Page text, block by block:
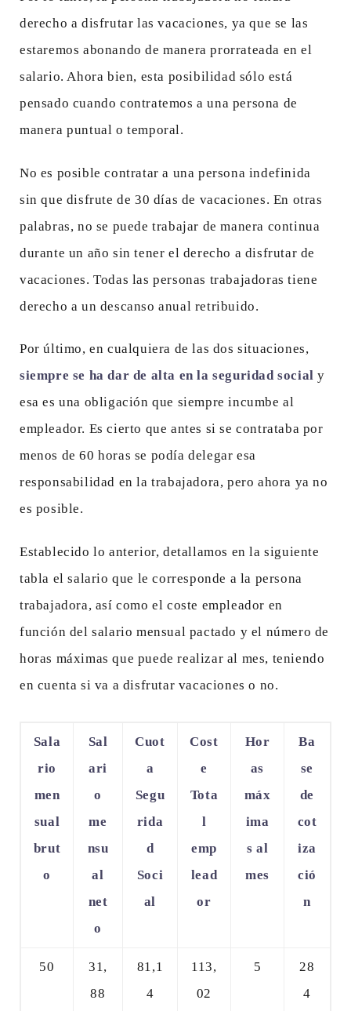
derecho a disfrutar las vacaciones, ya que se las
estaremos abonando de manera prorrateada en el
salario. Ahora bien, esta posibilidad sólo está
pensado cuando contratemos a una persona de
manera puntual o temporal.
No es posible contratar a una persona indefinida
sin que disfrute de 30 días de vacaciones. En otras
palabras, no se puede trabajar de manera continua
durante un año sin tener el derecho a disfrutar de
vacaciones. Todas las personas trabajadoras tiene
derecho a un descanso anual retribuido.
Por último, en cualquiera de las dos situaciones,
siempre se ha dar de alta en la seguridad social y
esa es una obligación que siempre incumbe al
empleador. Es cierto que antes si se contrataba por
menos de 60 horas se podía delegar esa
responsabilidad en la trabajadora, pero ahora ya no
es posible.
Establecido lo anterior, detallamos en la siguiente
tabla el salario que le corresponde a la persona
trabajadora, así como el coste empleador en
función del salario mensual pactado y el número de
horas máximas que puede realizar al mes, teniendo
en cuenta si va a disfrutar vacaciones o no.
Sala
rio
men
sual
brut
o
Sal
ari
o
me
nsu
al
net
o
Cuot
a
Segu
rida
d
Soci
al
Cost
e
Tota
l
emp
lead
or
Hor
as
máx
ima
s al
mes
Ba
se
de
cot
iza
ció
n
50
31,
88
81,1
4
113,
02
5
28
4